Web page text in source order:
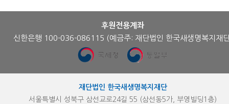
후원전용계좌
신한은행 100-036-086115 (예금주: 재단법인 한국새생명복지재
재단법인 한국새생명복지재단
서울특별시 성북구 삼선교로24길 55 (삼선동5가, 부영빌딩1층)